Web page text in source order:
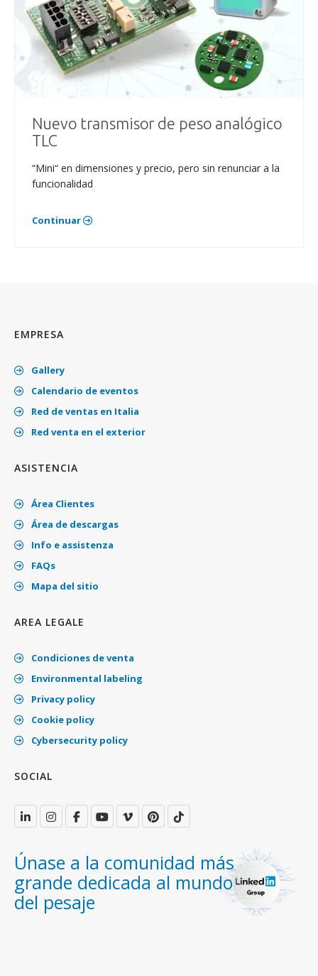
Nuevo transmisor de peso analógico
TLC
“Mini“ en dimensiones y precio, pero sin renunciar a la
funcionalidad
Continuar
EMPRESA
Gallery
Calendario de eventos
Red de ventas en Italia
Red venta en el exterior
ASISTENCIA
Área Clientes
Área de descargas
Info e assistenza
FAQs
Mapa del sitio
AREA LEGALE
Condiciones de venta
Environmental labeling
Privacy policy
Cookie policy
Cybersecurity policy
SOCIAL
Únase a la comunidad más
grande dedicada al mundo
del pesaje